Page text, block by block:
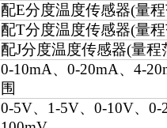
配E分度温度传感器(量
配T分度温度传感器(量
配J分度温度传感器(量程
0-10mA、0-20mA、4-
围
0-5V、 1-5V、0-10V、0-